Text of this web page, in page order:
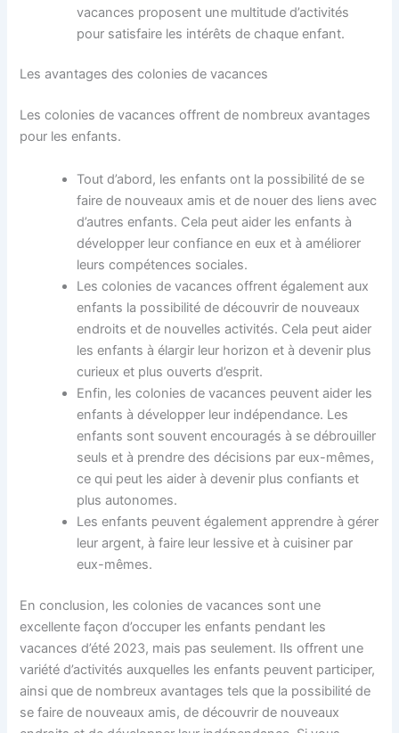
vacances proposent une multitude d’activités
pour satisfaire les intérêts de chaque enfant.
Les avantages des colonies de vacances
Les colonies de vacances offrent de nombreux avantages
pour les enfants.
Tout d’abord, les enfants ont la possibilité de se
faire de nouveaux amis et de nouer des liens avec
d’autres enfants. Cela peut aider les enfants à
développer leur confiance en eux et à améliorer
leurs compétences sociales.
Les colonies de vacances offrent également aux
enfants la possibilité de découvrir de nouveaux
endroits et de nouvelles activités. Cela peut aider
les enfants à élargir leur horizon et à devenir plus
curieux et plus ouverts d’esprit.
Enfin, les colonies de vacances peuvent aider les
enfants à développer leur indépendance. Les
enfants sont souvent encouragés à se débrouiller
seuls et à prendre des décisions par eux-mêmes,
ce qui peut les aider à devenir plus confiants et
plus autonomes.
Les enfants peuvent également apprendre à gérer
leur argent, à faire leur lessive et à cuisiner par
eux-mêmes.
En conclusion, les colonies de vacances sont une
excellente façon d’occuper les enfants pendant les
vacances d’été 2023, mais pas seulement. Ils offrent une
variété d’activités auxquelles les enfants peuvent participer,
ainsi que de nombreux avantages tels que la possibilité de
se faire de nouveaux amis, de découvrir de nouveaux